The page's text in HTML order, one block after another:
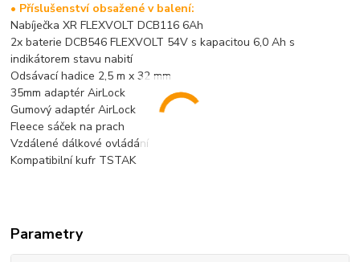
• Příslušenství obsažené v balení:
Nabíječka XR FLEXVOLT DCB116 6Ah
2x baterie DCB546 FLEXVOLT 54V s kapacitou 6,0 Ah s
indikátorem stavu nabití
Odsávací hadice 2,5 m x 32 mm
35mm adaptér AirLock
Gumový adaptér AirLock
Fleece sáček na prach
Vzdálené dálkové ovládání
Kompatibilní kufr TSTAK
Parametry